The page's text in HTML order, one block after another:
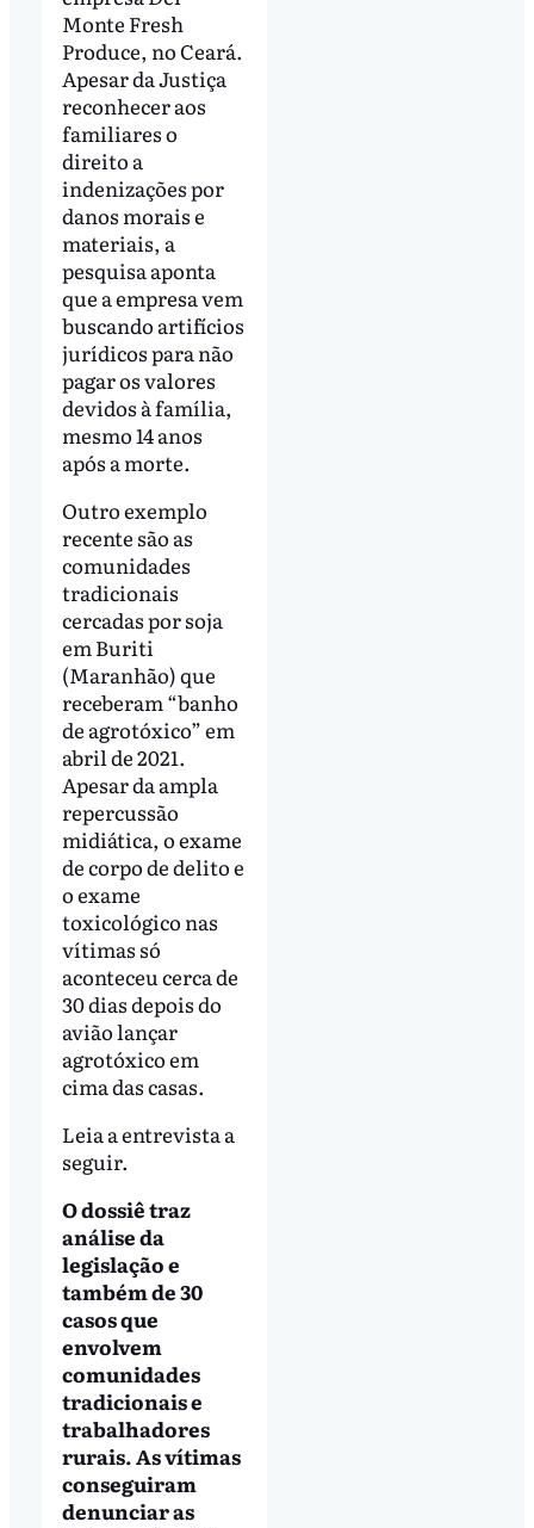
Monte Fresh
Produce, no Ceará.
Apesar da Justiça
reconhecer aos
familiares o
direito a
indenizações por
danos morais e
materiais, a
pesquisa aponta
que a empresa vem
buscando artifícios
jurídicos para não
pagar os valores
devidos à família,
mesmo 14 anos
após a morte.
Outro exemplo
recente são as
comunidades
tradicionais
cercadas por soja
em Buriti
(Maranhão) que
receberam “banho
de agrotóxico” em
abril de 2021.
Apesar da ampla
repercussão
midiática, o exame
de corpo de delito e
o exame
toxicológico nas
vítimas só
aconteceu cerca de
30 dias depois do
avião lançar
agrotóxico em
cima das casas.
Leia a entrevista a
seguir.
O dossiê traz
análise da
legislação e
também de 30
casos que
envolvem
comunidades
tradicionais e
trabalhadores
rurais. As vítimas
conseguiram
denunciar as